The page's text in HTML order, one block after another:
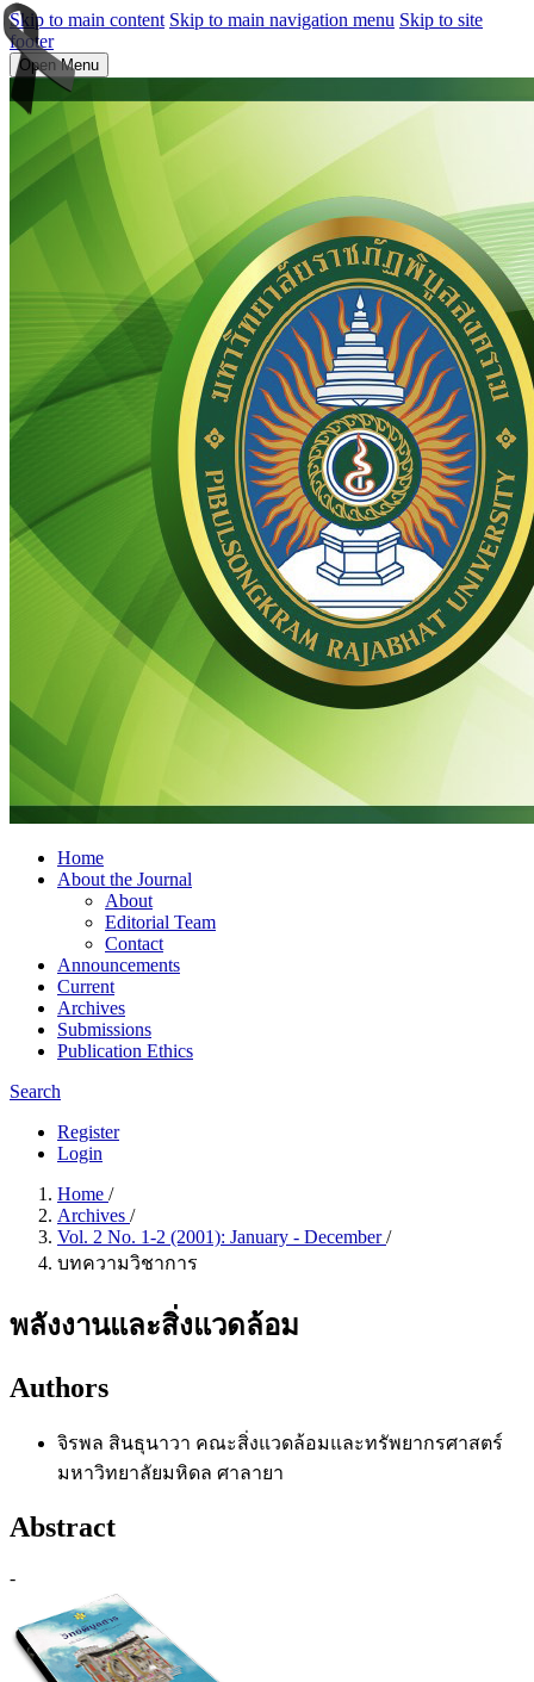
Skip to main content Skip to main navigation menu Skip to site
footer
Open Menu
Home
About the Journal
About
Editorial Team
Contact
Announcements
Current
Archives
Submissions
Publication Ethics
Search
Register
Login
Home /
Archives /
Vol. 2 No. 1-2 (2001): January - December/
บทความวิชาการ
พลังงานและสิ่งแวดล้อม
Authors
จิรพล สินธุนาวา คณะสิ่งแวดล้อมและทรัพยากรศาสตร์
มหาวิทยาลัยมหิดล ศาลายา
Abstract
-